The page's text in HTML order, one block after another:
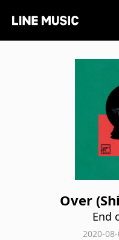
Over
End
2020-08-